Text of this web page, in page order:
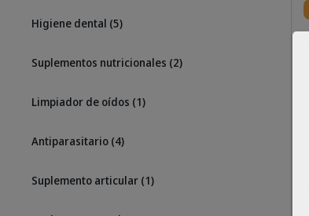
Higiene dental (5)
Suplementos nutricionales (2)
Limpiador de oídos (1)
Antiparasitario (4)
Suplemento articular (1)